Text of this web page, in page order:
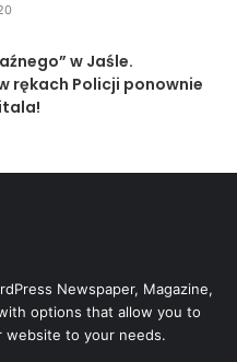
w Jaśle.
rękach Policji ponownie
Newspaper, Magazine,
options that allow you to
website to your needs.